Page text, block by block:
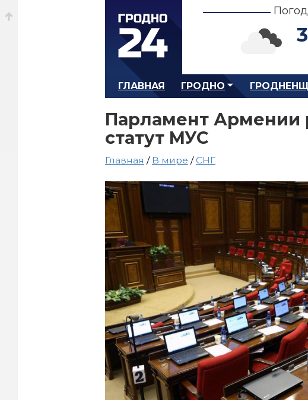
ГЛАВНАЯ ГРОДНО
Парламент Армении
статут МУС
Главная / В мире /СНГ